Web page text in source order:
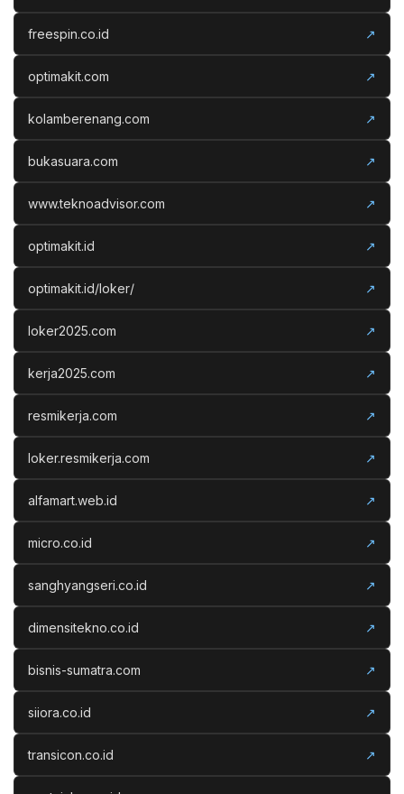
freespin.co.id ↗
optimakit.com ↗
kolamberenang.com ↗
bukasuara.com ↗
www.teknoadvisor.com ↗
optimakit.id ↗
optimakit.id/loker/ ↗
loker2025.com ↗
kerja2025.com ↗
resmikerja.com ↗
loker.resmikerja.com ↗
alfamart.web.id ↗
micro.co.id ↗
sanghyangseri.co.id ↗
dimensitekno.co.id ↗
bisnis-sumatra.com ↗
siiora.co.id ↗
transicon.co.id ↗